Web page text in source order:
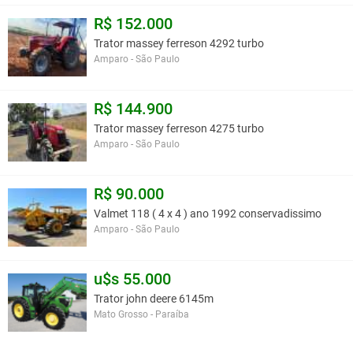
Opcionais:
- Barras com recolhimento hidráulico
- Marcador de linha através de espuma
Utilização:
Na aplicação de adubo, uréia e sementes de arroz pré germinado.
Dados Técnicos:
- Abre e fecha elétrico
- Capacidades: 500 / 1000 kg
- Estrutura tubular reforçada
- Sistema de distribuição de grãos regulável
durabilidade.
Você assume toda a responsabilidade pela cotação deste item. Você acha que
este anúncio é contra a política de Agroads?
R$ 152.000
Trator massey ferreson 4292 turbo
Amparo - São Paulo
R$ 144.900
Trator massey ferreson 4275 turbo
Amparo - São Paulo
R$ 90.000
Valmet 118 ( 4 x 4 ) ano 1992 conservadissimo
Amparo - São Paulo
u$s 55.000
Trator john deere 6145m
Mato Grosso - Paraíba